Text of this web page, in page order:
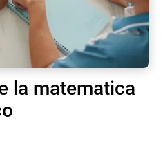
la matematica